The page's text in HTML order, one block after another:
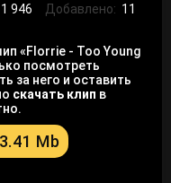
1 946 Добавлено: 11
«Florrie - Too Young
посмотреть
за него и оставить
скачать клип в
Mb